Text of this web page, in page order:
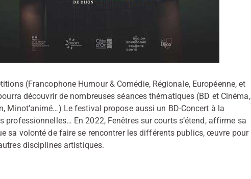
(Francophone Humour & Comédie, Régionale, Européenne, et
découvrir de nombreuses séances thématiques (BD et Cinéma,
Minot’animé…) Le festival propose aussi un BD-Concert à la
professionnelles… En 2022, Fenêtres sur courts s’étend, affirme sa
sa volonté de faire se rencontrer les différents publics, œuvre pour
disciplines artistiques.